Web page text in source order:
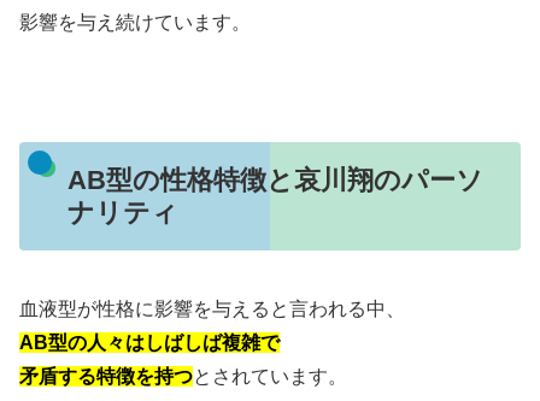
影響を与え続けています。
AB型の性格特徴と哀川翔のパーソ
ナリティ
血液型が性格に影響を与えると言われる中、
AB型の人々はしばしば複雑で
矛盾する特徴を持つとされています。